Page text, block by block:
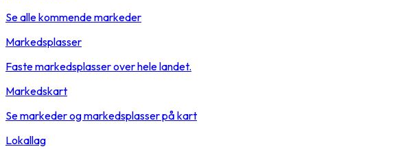
Se alle kommende markeder
Markedsplasser
Faste markedsplasser over hele landet.
Markedskart
Se markeder og markedsplasser på kart
Lokallag